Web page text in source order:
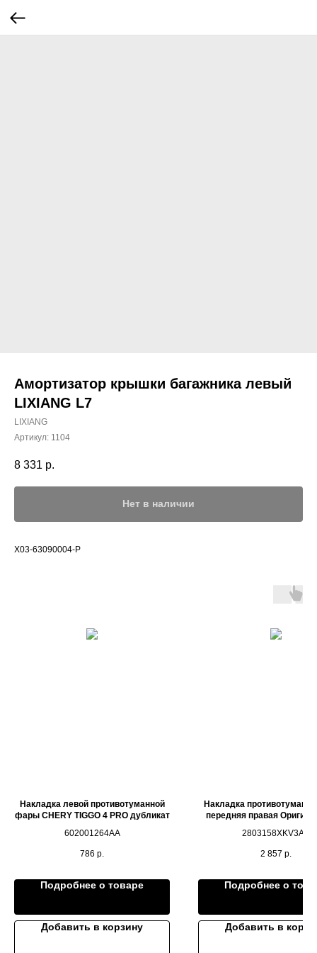
Амортизатор крышки багажника левый
LIXIANG L7
LIXIANG
Артикул: 1104
8 331 р.
Нет в наличии
X03-63090004-P
Накладка левой противотуманной
фары CHERY TIGGO 4 PRO дубликат
602001264AA
786 р.
Подробнее о товаре
Добавить в корзину
Накладка
передняя правая
2803158XKV3AA
2 857 р.
Подробнее о
Добавить в